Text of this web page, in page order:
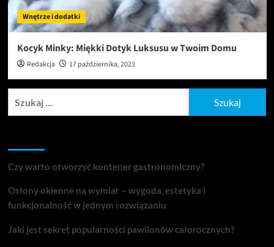
Wnętrze i dodatki
Kocyk Minky: Miękki Dotyk Luksusu w Twoim Domu
Redakcja 17 października, 2023
Czy warto otworzyć kontener gastronomiczny?
Osłony okienne na wymiar – wygoda, estetyka i
funkcjonalność w jednym rozwiązaniu
Jaki jest sekret popularności pawilonów całorocznych?